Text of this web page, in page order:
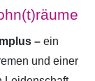
– ein
und einer